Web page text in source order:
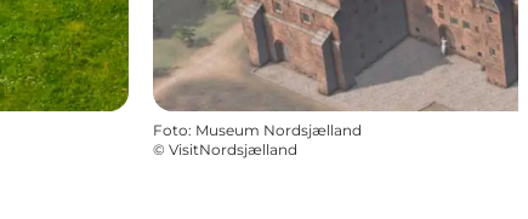
Foto: Museum Nordsjælland
© VisitNordsjælland